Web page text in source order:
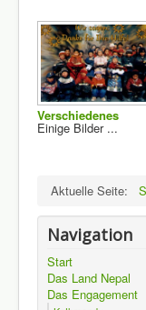
Verschiedenes
Einige Bilder ...
Aktuelle Seite:
Navigation
Start
Das Land Nepal
Das Engagement